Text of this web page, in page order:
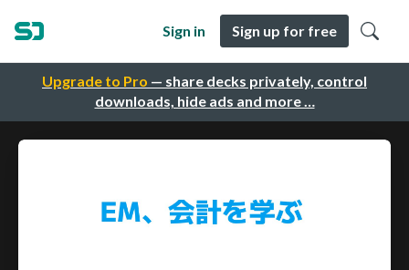
Upgrade to Pro — share decks privately, control
downloads, hide ads and more …
Sign in Sign up for free